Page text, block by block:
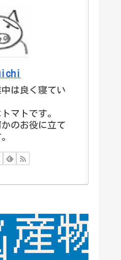
は良く寝てい
マトです。
のお役に立て